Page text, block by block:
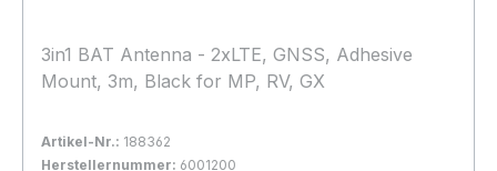
3in1 BAT Antenna - 2xLTE, GNSS, Adhesive
Mount, 3m, Black for MP, RV, GX
Artikel-Nr.: 188362
Herstellernummer: 6001200